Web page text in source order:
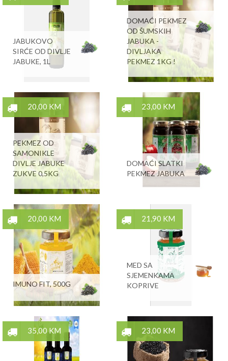
JABUKOVO
SIRĆE OD DIVLJE
JABUKE, 1L
DOMAĆI PEKMEZ
OD ŠUMSKIH
JABUKA -
DIVLJAKA
PEKMEZ 1KG !
20,00 KM
PEKMEZ OD
SAMONIKLE
DIVLJE JABUKE
ZUKVE 0,5KG
23,00 KM
DOMAĆI SLATKI
PEKMEZ JABUKA
20,00 KM
IMUNO FIT, 500G
21,90 KM
MED SA
SJEMENKAMA
KOPRIVE
35,00 KM 23,00 KM